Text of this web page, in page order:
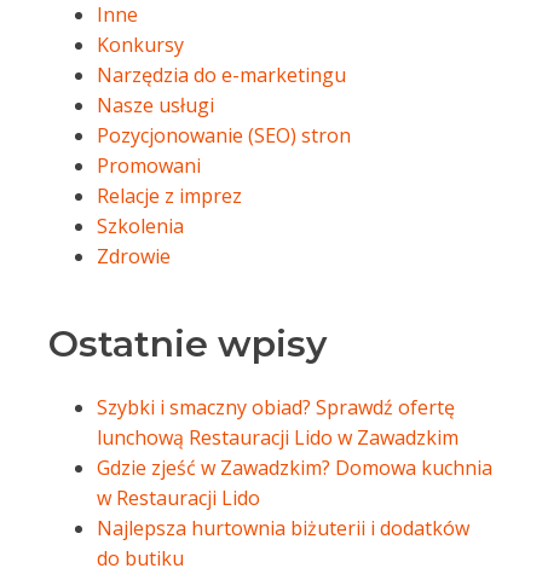
Inne
Konkursy
Narzędzia do e-marketingu
Nasze usługi
Pozycjonowanie (SEO) stron
Promowani
Relacje z imprez
Szkolenia
Zdrowie
Ostatnie wpisy
Szybki i smaczny obiad? Sprawdź ofertę
lunchową Restauracji Lido w Zawadzkim
Gdzie zjeść w Zawadzkim? Domowa kuchnia
w Restauracji Lido
Najlepsza hurtownia biżuterii i dodatków
do butiku